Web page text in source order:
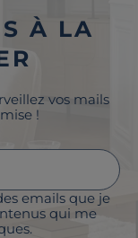
À LA
vos mails
!
emails que je
qui me